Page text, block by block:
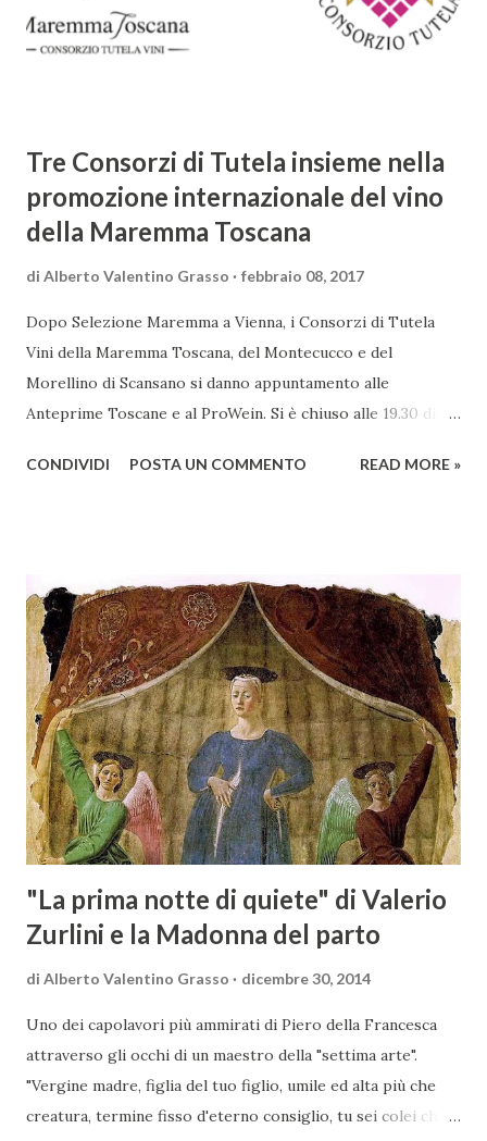
complessità. L'Adone è un poema epico-mitologico in 20
canti, composto da oltre 40.000 versi. Narra la storia
Tre Consorzi di Tutela insieme nella
promozione internazionale del vino
della Maremma Toscana
di Alberto Valentino Grasso febbraio 08, 2017
Dopo Selezione Maremma a Vienna, i Consorzi di Tutela
Vini della Maremma Toscana, del Montecucco e del
Morellino di Scansano si danno appuntamento alle
Anteprime Toscane e al ProWein. Si è chiuso alle 19.30 di
presso l’Hotel Regina di Vienna dalla società Wein & Kultur,
territorio maremmano: Consorzio Tutela Vini della
Maremma Toscana, del Montecucco e del Morellino di
Scansano. Scopo dell’iniziativa è stato quello di promuovere
le eccellenze vitivinicole della regione in Austria, un
mercato dove il potenziale di crescita è ancora molto alto,
assistendo i produttori nella creazione di contatti
commerciali con gli operatori locali. Gli organizzatori
dell’evento, Christian Bauer, austriaco ed esperto di vini e
conoscitore dei mercati di lingua tedes...
CONDIVIDI POSTA UN COMMENTO READ MORE »
"La prima notte di quiete" di Valerio
Zurlini e la Madonna del parto
di Alberto Valentino Grasso dicembre 30, 2014
Uno dei capolavori più ammirati di Piero della Francesca
attraverso gli occhi di un maestro della "settima arte".
"Vergine madre, figlia del tuo figlio, umile ed alta più che
creatura, termine fisso d'eterno consiglio, tu sei colei che